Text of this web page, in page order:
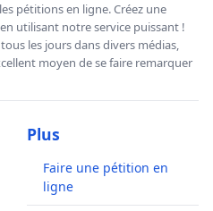
pétitions en ligne. Créez une
utilisant notre service puissant !
les jours dans divers médias,
moyen de se faire remarquer
Plus
Faire une pétition en
ligne